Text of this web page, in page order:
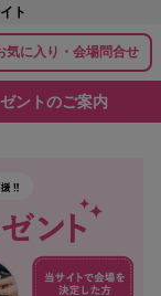
ト
気に入り・会場問合せ
ントのご案内